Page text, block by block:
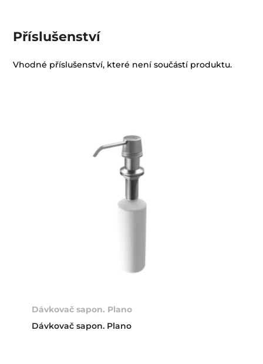
Příslušenství
Vhodné příslušenství, které není součástí produktu.
Dávkovač sapon. Plano
Dávkovač sapon. Plano